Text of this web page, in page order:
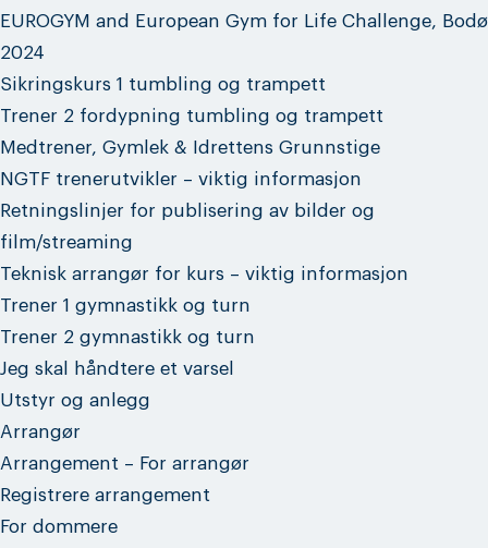
EUROGYM and European Gym for Life Challenge, Bodø
2024
Sikringskurs 1 tumbling og trampett
Trener 2 fordypning tumbling og trampett
Medtrener, Gymlek & Idrettens Grunnstige
NGTF trenerutvikler – viktig informasjon
Retningslinjer for publisering av bilder og
film/streaming
Teknisk arrangør for kurs – viktig informasjon
Trener 1 gymnastikk og turn
Trener 2 gymnastikk og turn
Jeg skal håndtere et varsel
Utstyr og anlegg
Arrangør
Arrangement – For arrangør
Registrere arrangement
For dommere